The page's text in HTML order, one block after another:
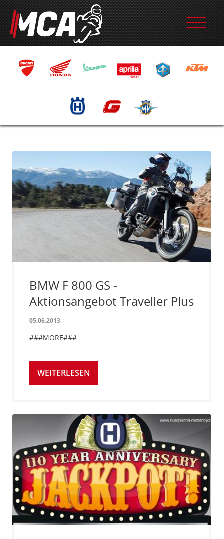
BMW F 800 GS -
Aktionsangebot Traveller Plus
05.06.2013
###MORE###
WEITERLESEN